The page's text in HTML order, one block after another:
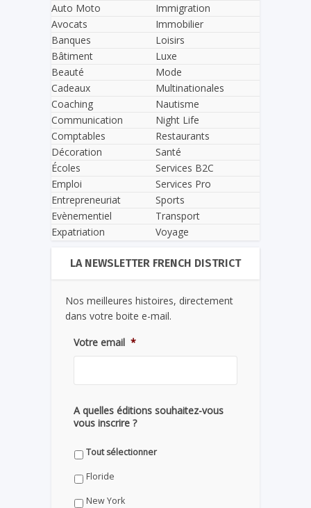
Auto Moto
Avocats
Banques
Bâtiment
Beauté
Cadeaux
Coaching
Communication
Comptables
Décoration
Écoles
Emploi
Entrepreneuriat
Evènementiel
Expatriation
Immigration
Immobilier
Loisirs
Luxe
Mode
Multinationales
Nautisme
Night Life
Restaurants
Santé
Services B2C
Services Pro
Sports
Transport
Voyage
LA NEWSLETTER FRENCH DISTRICT
Nos meilleures histoires, directement
dans votre boite e-mail.
Votre email *
A quelles éditions souhaitez-vous
vous inscrire ?
Tout sélectionner
Floride
New York